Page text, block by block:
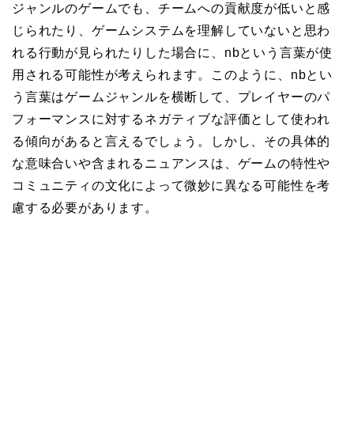
ジャンルのゲームでも、チームへの貢献度が低いと感
じられたり、ゲームシステムを理解していないと思わ
れる行動が見られたりした場合に、nbという言葉が使
用される可能性が考えられます。このように、nbとい
う言葉はゲームジャンルを横断して、プレイヤーのパ
フォーマンスに対するネガティブな評価として使われ
る傾向があると言えるでしょう。しかし、その具体的
な意味合いや含まれるニュアンスは、ゲームの特性や
コミュニティの文化によって微妙に異なる可能性を考
慮する必要があります。